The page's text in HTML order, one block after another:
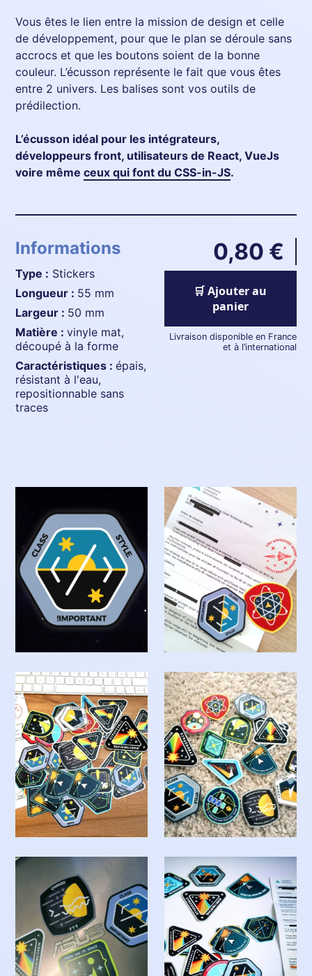
Vous êtes le lien entre la mission de design et celle
de développement, pour que le plan se déroule sans
accrocs et que les boutons soient de la bonne
couleur. L’écusson représente le fait que vous êtes
entre 2 univers. Les balises sont vos outils de
prédilection.
L’écusson idéal pour les intégrateurs,
développeurs front, utilisateurs de React, VueJs
voire mêmeceux qui font du CSS-in-JS.
Informations
Type : Stickers
longueur : 55 mm
largeur : 50 mm
matière :vinyle mat,
découpé à la forme
caractéristiques :épais,
résistant à l'eau,
repositionnable sans
traces
0,80 €
🛒 Ajouter au
panier
Livraison disponible en France
et à l’international